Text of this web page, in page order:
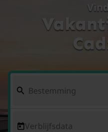
Verblijfsdata